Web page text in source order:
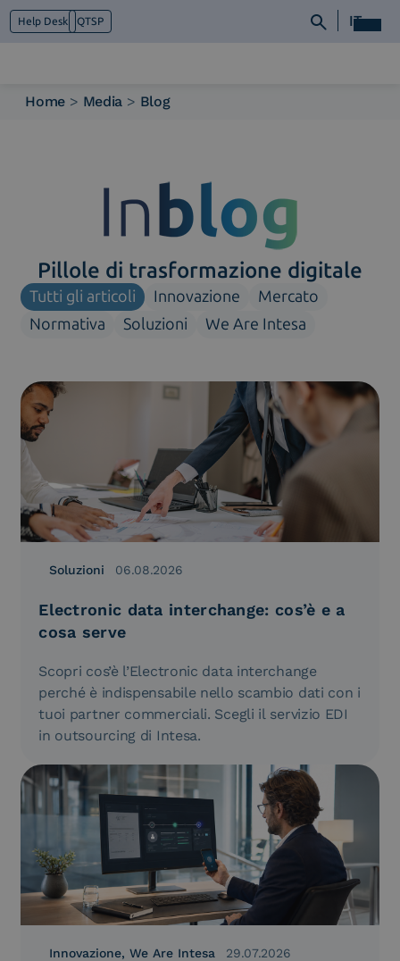
Help Desk QTSP IT
Home > Media > Blog
Pillole di trasformazione digitale
Tutti gli articoli Innovazione
Mercato
Normativa
Soluzioni We Are Intesa
Soluzioni 06.08.2026
Electronic data interchange: cos’è e a
cosa serve
Scopri cos’è l’Electronic data interchange
perché è indispensabile nello scambio dati con i
tuoi partner commerciali. Scegli il servizio EDI
in outsourcing di Intesa.
Innovazione, We Are Intesa 29.07.2026